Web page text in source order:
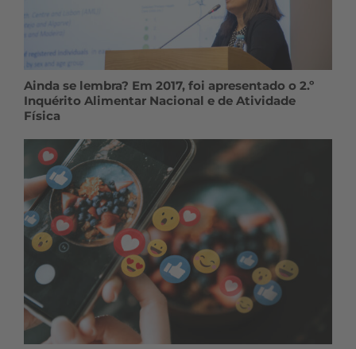
Ainda se lembra? Em 2017, foi apresentado o 2.º
Inquérito Alimentar Nacional e de Atividade
Física